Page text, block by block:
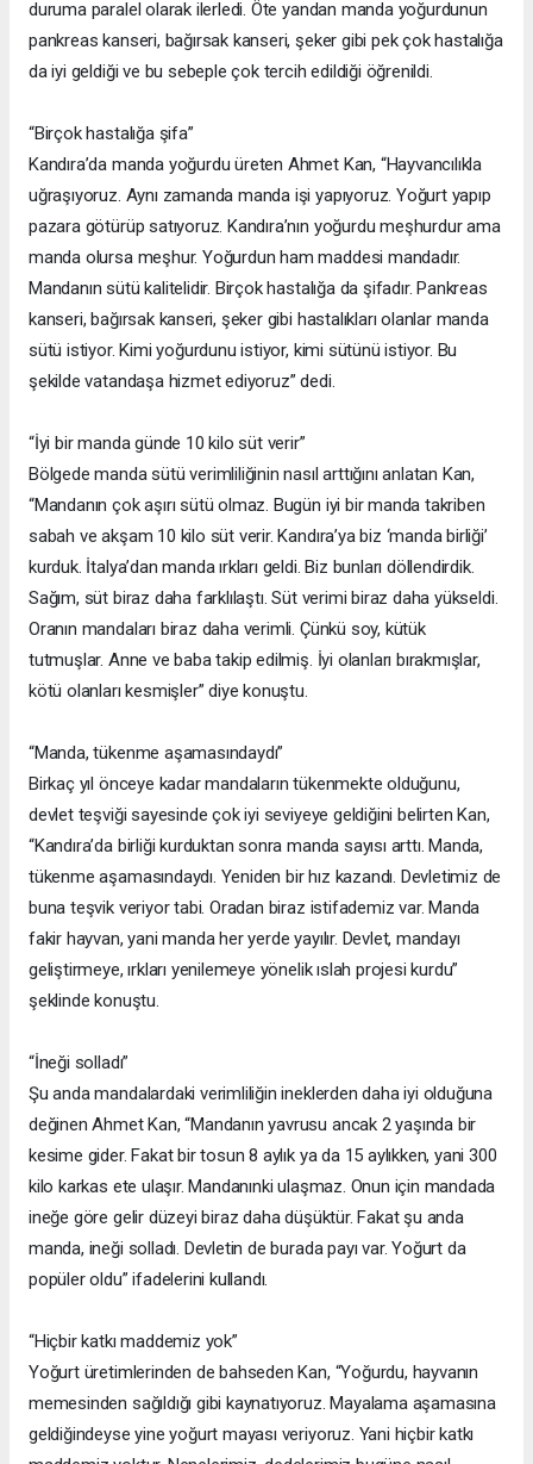
duruma paralel olarak ilerledi. Öte yandan manda yoğurdunun
pankreas kanseri, bağırsak kanseri, şeker gibi pek çok hastalığa
da iyi geldiği ve bu sebeple çok tercih edildiği öğrenildi.
“Birçok hastalığa şifa”
Kandıra’da manda yoğurdu üreten Ahmet Kan, “Hayvancılıkla
uğraşıyoruz. Aynı zamanda manda işi yapıyoruz. Yoğurt yapıp
pazara götürüp satıyoruz. Kandıra’nın yoğurdu meşhurdur ama
manda olursa meşhur. Yoğurdun ham maddesi mandadır.
Mandanın sütü kalitelidir. Birçok hastalığa da şifadır. Pankreas
kanseri, bağırsak kanseri, şeker gibi hastalıkları olanlar manda
sütü istiyor. Kimi yoğurdunu istiyor, kimi sütünü istiyor. Bu
şekilde vatandaşa hizmet ediyoruz” dedi.
“İyi bir manda günde 10 kilo süt verir”
Bölgede manda sütü verimliliğinin nasıl arttığını anlatan Kan,
“Mandanın çok aşırı sütü olmaz. Bugün iyi bir manda takriben
sabah ve akşam 10 kilo süt verir. Kandıra’ya biz ‘manda birliği’
kurduk. İtalya’dan manda ırkları geldi. Biz bunları döllendirdik.
Sağım, süt biraz daha farklılaştı. Süt verimi biraz daha yükseldi.
Oranın mandaları biraz daha verimli. Çünkü soy, kütük
tutmuşlar. Anne ve baba takip edilmiş. İyi olanları bırakmışlar,
kötü olanları kesmişler” diye konuştu.
“Manda, tükenme aşamasındaydı”
Birkaç yıl önceye kadar mandaların tükenmekte olduğunu,
devlet teşviği sayesinde çok iyi seviyeye geldiğini belirten Kan,
“Kandıra’da birliği kurduktan sonra manda sayısı arttı. Manda,
tükenme aşamasındaydı. Yeniden bir hız kazandı. Devletimiz de
buna teşvik veriyor tabi. Oradan biraz istifademiz var. Manda
fakir hayvan, yani manda her yerde yayılır. Devlet, mandayı
geliştirmeye, ırkları yenilemeye yönelik ıslah projesi kurdu”
şeklinde konuştu.
“İneği solladı”
Şu anda mandalardaki verimliliğin ineklerden daha iyi olduğuna
değinen Ahmet Kan, “Mandanın yavrusu ancak 2 yaşında bir
kesime gider. Fakat bir tosun 8 aylık ya da 15 aylıkken, yani 300
kilo karkas ete ulaşır. Mandanınki ulaşmaz. Onun için mandada
ineğe göre gelir düzeyi biraz daha düşüktür. Fakat şu anda
manda, ineği solladı. Devletin de burada payı var. Yoğurt da
popüler oldu” ifadelerini kullandı.
“Hiçbir katkı maddemiz yok”
Yoğurt üretimlerinden de bahseden Kan, “Yoğurdu, hayvanın
memesinden sağıldığı gibi kaynatıyoruz. Mayalama aşamasına
geldiğindeyse yine yoğurt mayası veriyoruz. Yani hiçbir katkı